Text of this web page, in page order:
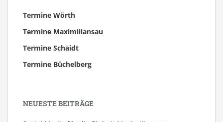
Termine Wörth
Termine Maximiliansau
Termine Schaidt
Termine Büchelberg
NEUESTE BEITRÄGE